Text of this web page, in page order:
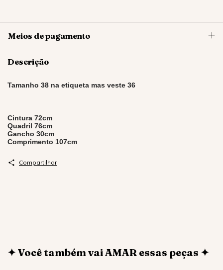
Meios de pagamento
Descrição
Tamanho 38 na etiqueta mas veste 36
Cintura 72cm
Quadril 76cm
Gancho 30cm
Comprimento 107cm
Compartilhar
✦ Você também vai AMAR essas peças ✦